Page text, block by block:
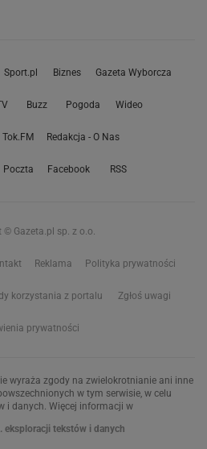
Sport.pl Biznes Gazeta Wyborcza
Buzz Pogoda Wideo
Tok.FM Redakcja - O Nas
Poczta Facebook RSS
© Gazeta.pl sp. z o.o.
Reklama Polityka prywatności
korzystania z portalu Zgłoś uwagi
prywatności
wyraża zgody na zwielokrotnianie ani inne
w tym serwisie, w celu
i danych. Więcej informacji w
eksploracji tekstów i danych